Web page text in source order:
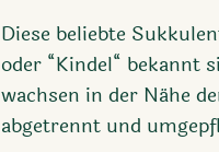
Diese beliebte
oder “Kindel“ bekannt
wachsen in der Nähe
abgetrennt und